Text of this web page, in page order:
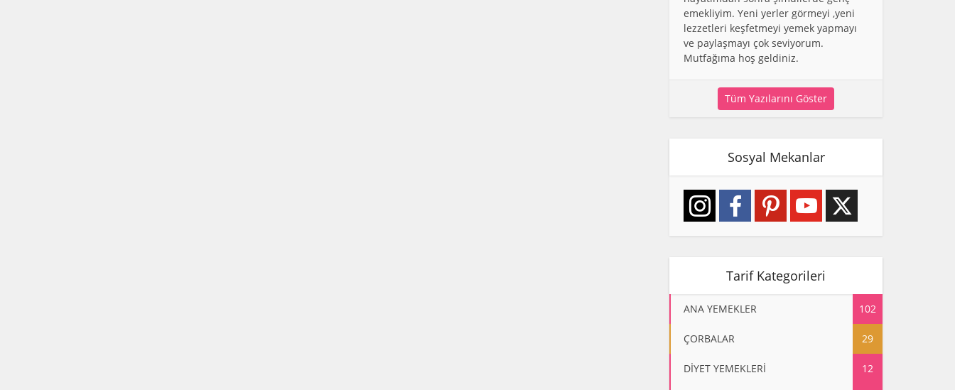
emekliyim. Yeni yerler görmeyi ,yeni
lezzetleri keşfetmeyi yemek yapmayı
ve paylaşmayı çok seviyorum.
Mutfağıma hoş geldiniz.
Tüm Yazılarını Göster
Sosyal Mekanlar
Tarif Kategorileri
ANA YEMEKLER 102
ÇORBALAR 29
DİYET YEMEKLERİ 12